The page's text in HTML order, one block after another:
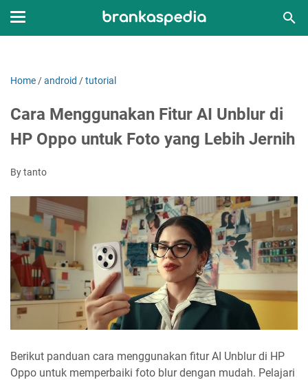
Home /android /tutorial
Cara Menggunakan Fitur AI Unblur di
HP Oppo untuk Foto yang Lebih Jernih
By tanto
Berikut panduan cara menggunakan fitur AI Unblur di HP
Oppo untuk memperbaiki foto blur dengan mudah. Pelajari